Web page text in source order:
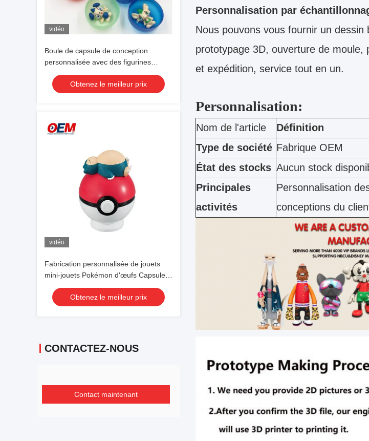
vidéo
Boule de capsule de conception
personnalisée avec des figurines
d'anime pour les enfants cadeaux
jouets de figurines d'œufs OEM
Obtenez le meilleur prix
vidéo
Fabrication personnalisée de jouets
mini-jouets Pokémon d'œufs Capsule
Toys Maker faire votre propre jouet de
design
Obtenez le meilleur prix
CONTACTEZ-NOUS
Contact maintenant
Personnalisation par
Nous pouvons vous fournir un
prototypage 3D, ouverture de moule,
et expédition, service tout en un.
Personnalisation:
Nom de l'article
Définition
Type de société Fabrique OEM
État des stocks Aucun stock
Principales
activités
Personnalisation
conceptions du